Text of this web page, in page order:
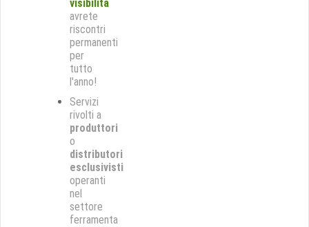
visibilità
avrete
riscontri
permanenti
per
tutto
l'anno!
Servizi
rivolti a
produttori
o
distributori
esclusivisti
operanti
nel
settore
ferramenta